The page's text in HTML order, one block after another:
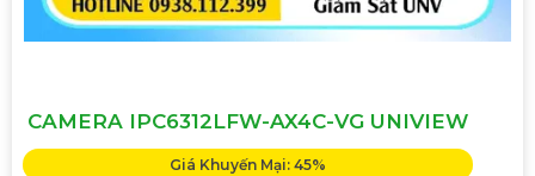
CAMERA IPC6312LFW-AX4C-VG UNIVIEW
Giá Khuyến Mại: 45%